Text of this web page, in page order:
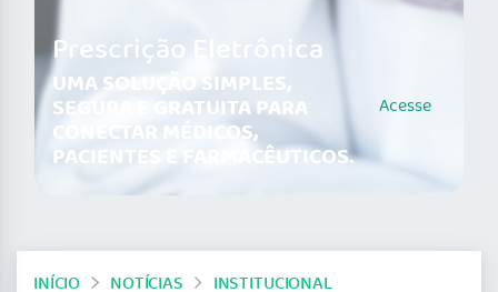
Prescrição Eletrônica
UMA SOLUÇÃO SIMPLES,
SEGURA E GRATUITA PARA
CONECTAR MÉDICOS,
PACIENTES E FARMACÊUTICOS.
Acesse
INÍCIO NOTÍCIAS
INSTITUCIONAL